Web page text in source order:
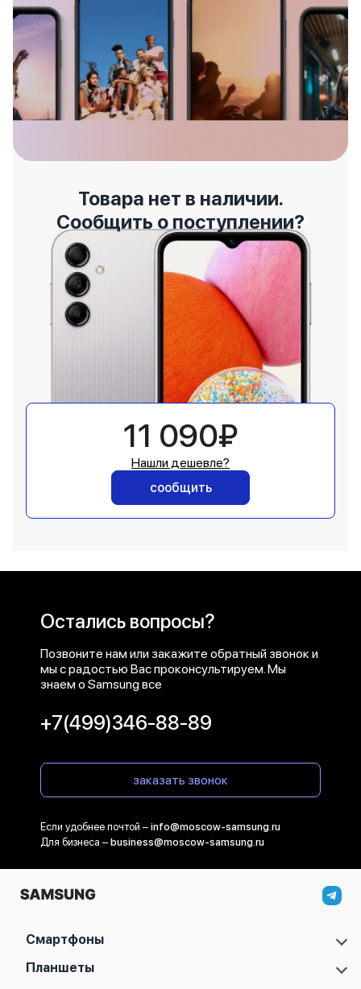
Товара нет в наличии.
Сообщить о поступлении?
11 090₽
Нашли дешевле?
сообщить
Остались вопросы?
Позвоните нам или закажите обратный звонок и
мы с радостью Вас проконсультируем. Мы
знаем о Samsung все
+7(499)346-88-89
заказать звонок
Если удобнее почтой – info@moscow-samsung.ru
Для бизнеса – business@moscow-samsung.ru
Смартфоны
Samsung Galaxy S
Планшеты